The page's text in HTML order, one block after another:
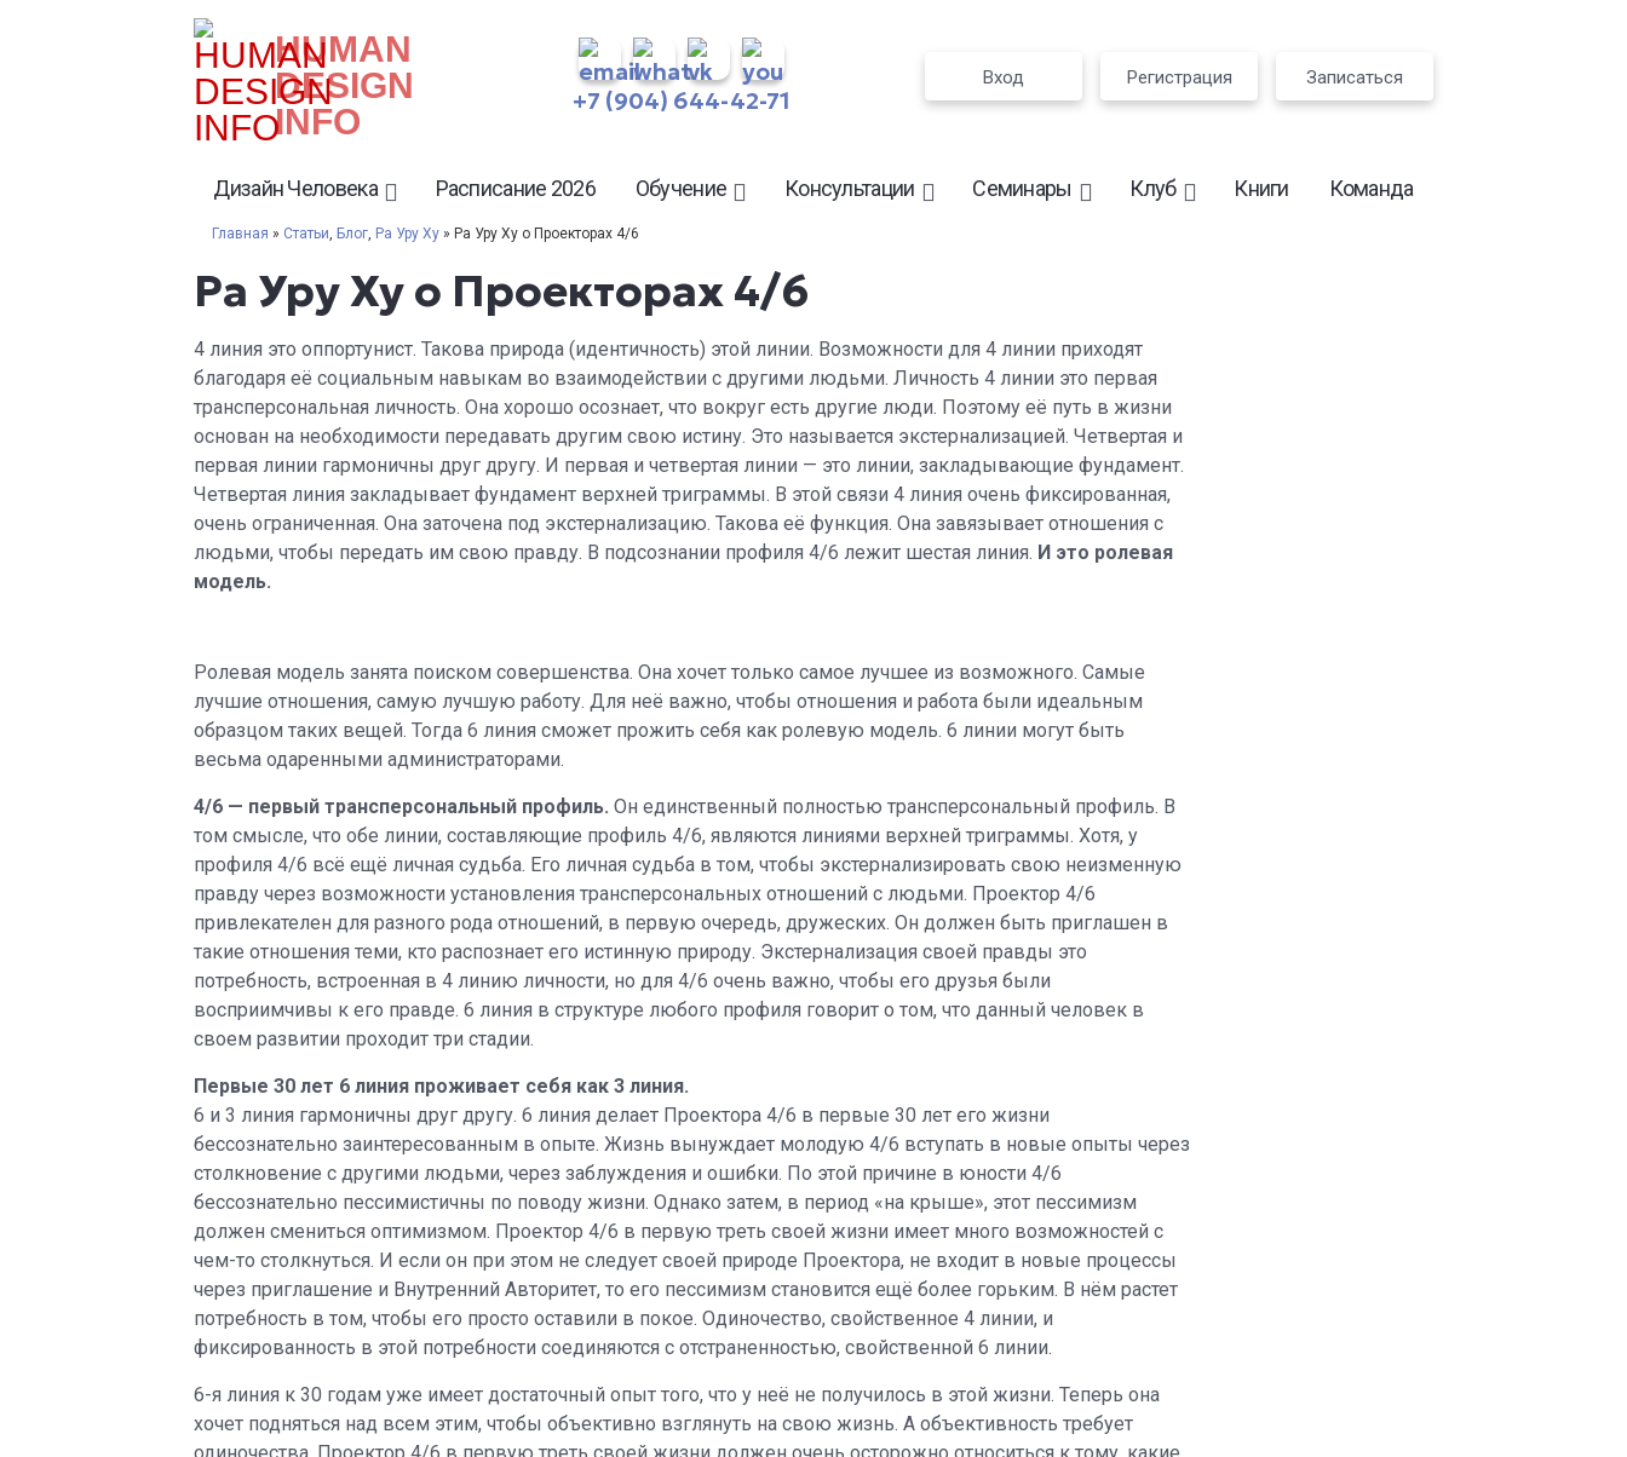
HUMAN
DESIGN
INFO
+7 (904) 644-42-71
Вход Регистрация Записаться
Дизайн Человека Расписание 2026 Обучение Консультации Семинары Клуб Книги Команда
Главная » Статьи, Блог, Ра Уру Ху » Ра Уру Ху о Проекторах 4/6
Ра Уру Ху о Проекторах 4/6
4 линия это оппортунист. Такова природа (идентичность) этой линии. Возможности для 4 линии приходят
благодаря её социальным навыкам во взаимодействии с другими людьми. Личность 4 линии это первая
трансперсональная личность. Она хорошо осознает, что вокруг есть другие люди. Поэтому её путь в жизни
основан на необходимости передавать другим свою истину. Это называется экстернализацией. Четвертая и
первая линии гармоничны друг другу. И первая и четвертая линии — это линии, закладывающие фундамент.
Четвертая линия закладывает фундамент верхней триграммы. В этой связи 4 линия очень фиксированная,
очень ограниченная. Она заточена под экстернализацию. Такова её функция. Она завязывает отношения с
людьми, чтобы передать им свою правду. В подсознании профиля 4/6 лежит шестая линия. И это ролевая
модель.
Ролевая модель занята поиском совершенства. Она хочет только самое лучшее из возможного. Самые
лучшие отношения, самую лучшую работу. Для неё важно, чтобы отношения и работа были идеальным
образцом таких вещей. Тогда 6 линия сможет прожить себя как ролевую модель. 6 линии могут быть
весьма одаренными администраторами.
4/6 — первый трансперсональный профиль. Он единственный полностью трансперсональный профиль. В
том смысле, что обе линии, составляющие профиль 4/6, являются линиями верхней триграммы. Хотя, у
профиля 4/6 всё ещё личная судьба. Его личная судьба в том, чтобы экстернализировать свою неизменную
правду через возможности установления трансперсональных отношений с людьми. Проектор 4/6
привлекателен для разного рода отношений, в первую очередь, дружеских. Он должен быть приглашен в
такие отношения теми, кто распознает его истинную природу. Экстернализация своей правды это
потребность, встроенная в 4 линию личности, но для 4/6 очень важно, чтобы его друзья были
восприимчивы к его правде. 6 линия в структуре любого профиля говорит о том, что данный человек в
своем развитии проходит три стадии.
Первые 30 лет 6 линия проживает себя как 3 линия.
6 и 3 линия гармоничны друг другу. 6 линия делает Проектора 4/6 в первые 30 лет его жизни
бессознательно заинтересованным в опыте. Жизнь вынуждает молодую 4/6 вступать в новые опыты через
столкновение с другими людьми, через заблуждения и ошибки. По этой причине в юности 4/6
бессознательно пессимистичны по поводу жизни. Однако затем, в период «на крыше», этот пессимизм
должен смениться оптимизмом. Проектор 4/6 в первую треть своей жизни имеет много возможностей с
чем-то столкнуться. И если он при этом не следует своей природе Проектора, не входит в новые процессы
через приглашение и Внутренний Авторитет, то его пессимизм становится ещё более горьким. В нём растет
потребность в том, чтобы его просто оставили в покое. Одиночество, свойственное 4 линии, и
фиксированность в этой потребности соединяются с отстраненностью, свойственной 6 линии.
6-я линия к 30 годам уже имеет достаточный опыт того, что у неё не получилось в этой жизни. Теперь она
хочет подняться над всем этим, чтобы объективно взглянуть на свою жизнь. А объективность требует